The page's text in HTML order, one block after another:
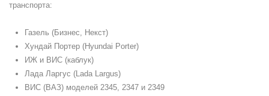
транспорта:
Газель (Бизнес, Некст)
Хундай Портер (Hyundai Porter)
ИЖ и ВИС (каблук)
Лада Ларгус (Lada Largus)
ВИС (ВАЗ) моделей 2345, 2347 и 2349